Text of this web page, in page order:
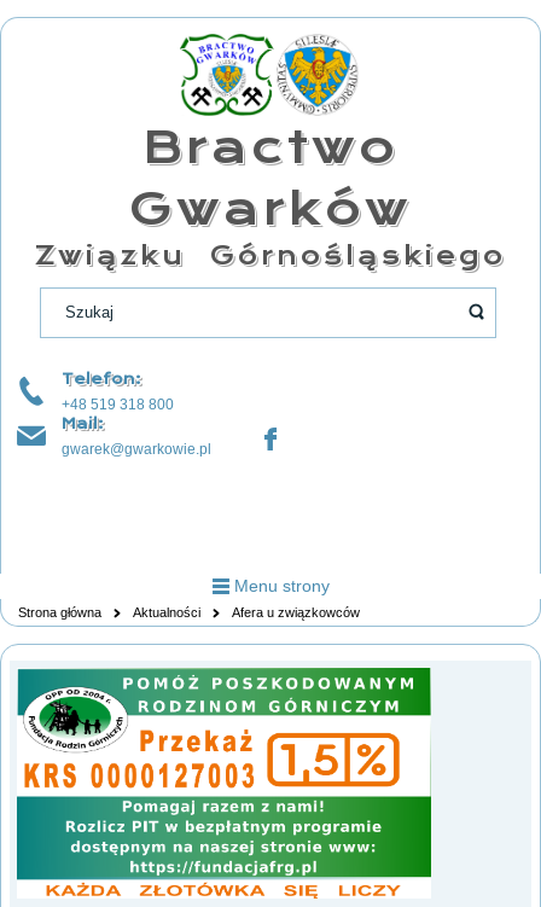
Bractwo
Gwarków
Związku Górnośląskiego
Telefon:
+48 519 318 800
Mail:
gwarek@gwarkowie.pl
Menu strony
Strona główna Aktualności Afera u związkowców